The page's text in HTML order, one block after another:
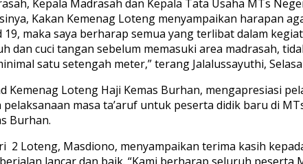
Kepala Madrasah dan Kepala Tata Usaha MTs
Kakan Kemenag Loteng menyampaikan harapan
maka saya berharap semua yang terlibat dalam
dan cuci tangan sebelum memasuki area madrasah,
satu setengah meter,” terang Jalalussayuthi, Selasa
Kemenag Loteng Haji Kemas Burhan, mengapresiasi
masa ta’aruf untuk peserta didik baru di
Burhan.
2 Loteng, Masdiono, menyampaikan terima kasih